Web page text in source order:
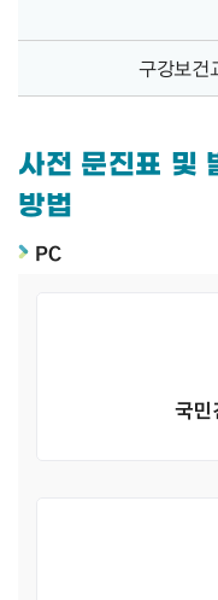
구강보건
사전 문진표 및
방법
PC
국민